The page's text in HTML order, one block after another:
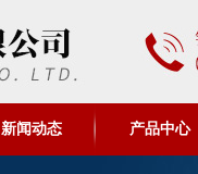
新闻动态 产品中心